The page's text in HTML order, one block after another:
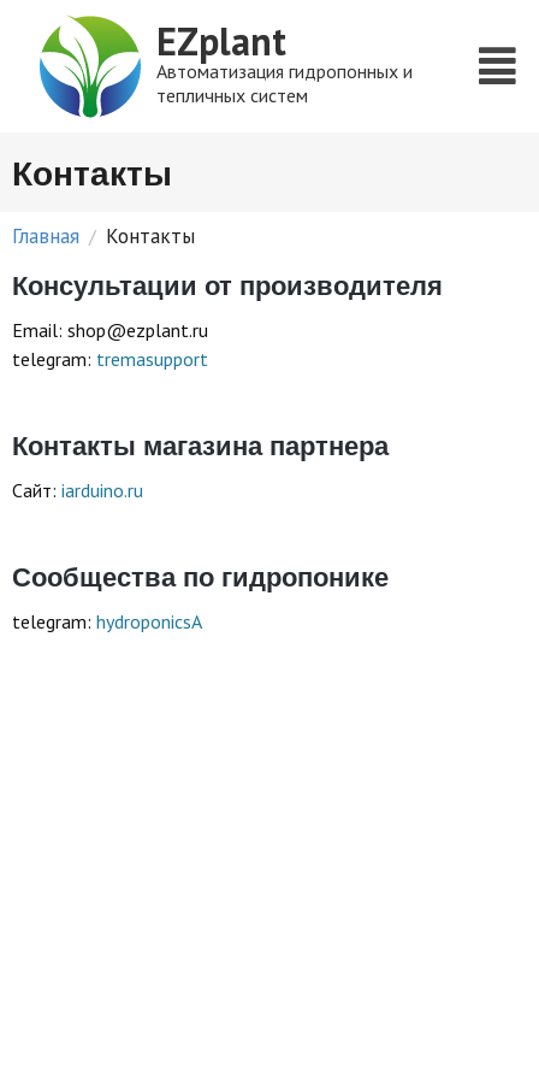
EZplant
Автоматизация гидропонных и
тепличных систем
Контакты
Главная / Контакты
Консультации от производителя
Email: shop@ezplant.ru
telegram: tremasupport
Контакты магазина партнера
Сайт: iarduino.ru
Сообщества по гидропонике
telegram: hydroponicsA